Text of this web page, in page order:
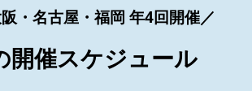
・名古屋・福岡 年4回開催／
開催スケジュール